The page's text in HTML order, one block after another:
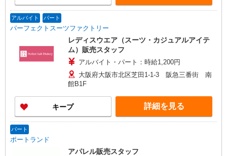
アルバイト パート
パーフェクトスーツファクトリー
レディスウエア（スーツ・カジュアルアイテ
ム）販売スタッフ
アルバイト・パート：時給1,200円
大阪府大阪市北区芝田1-1-3 阪急三番街 南
館B1F
キープ 詳細を見る
パート
ポートランド
アパレル販売スタッフ